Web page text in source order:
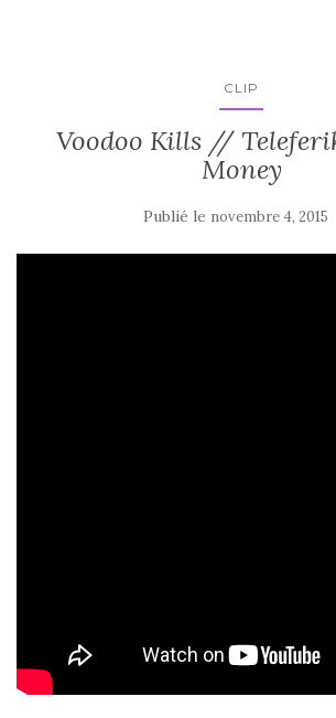
CLIP
Voodoo Kills //
Money
Publié le novembre 4, 2015